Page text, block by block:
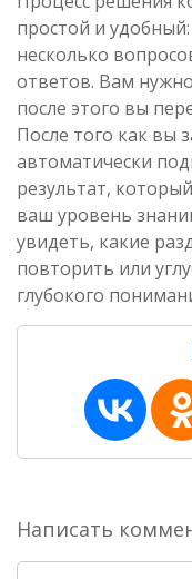
простой и
несколько
ответов. Вам
после этого вы
После того как вы
автоматически
результат,
ваш уровень
увидеть, какие
повторить или
глубокого
Написать